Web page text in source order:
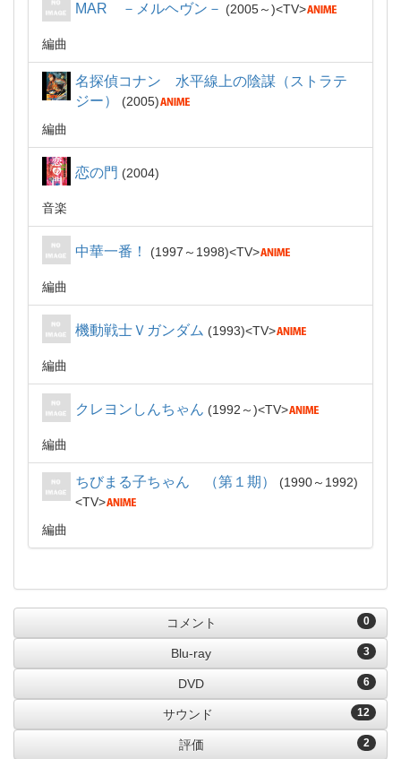
MAR －メルヘヴン－ 2005～ TV
編曲
名探偵コナン 水平線上の陰謀（ストラテ
ジー）
2005
編曲
恋の門 2004
音楽
中華一番！ 1997～1998 TV
編曲
機動戦士Ｖガンダム 1993 TV
編曲
クレヨンしんちゃん 1992～ TV
編曲
ちびまる子ちゃん （第１期）
1990～1992
TV
編曲
0
コメント
3
Blu-ray
6
DVD
12
サウンド
2
評価